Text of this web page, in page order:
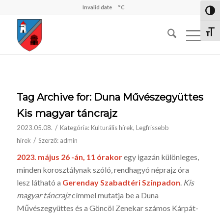
Invalid date °C
Tag Archive for: Duna Művészegyüttes
Kis magyar táncrajz
2023.05.08. / Kategória:Kulturális hírek, Legfrissebb
hírek / Szerző: admin
2023. május 26 -án, 11 órakoregy igazán különleges,
minden korosztálynak szóló, rendhagyó néprajz óra
lesz látható a Gerenday Szabadtéri Színpadon. Kis
magyar táncrajzcímmel mutatja be a Duna
Művészegyüttes és a Göncöl Zenekar számos Kárpát-